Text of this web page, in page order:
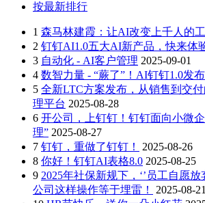
按最新排行
1 森马林建霞：让AI改变上千人的
2 钉钉AI1.0五大AI新产品，快来体
3 自动化 - AI客户管理 2025-09-01
4 数智力量 - “蕨了”！AI钉钉1.0发布
5 全新LTC方案发布，从销售到交
理平台 2025-08-28
6 开公司，上钉钉！钉钉面向小微
理” 2025-08-27
7 钉钉，重做了钉钉！
2025-08-26
8 你好！钉钉AI表格8.0 2025-08-25
9 2025年社保新规下，‘’员工自愿放
公司这样操作等于埋雷！
2025-08-21